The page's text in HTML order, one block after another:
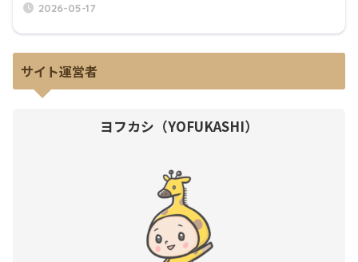
2026-05-17
サイト運営者
ヨフカシ（YOFUKASHI）